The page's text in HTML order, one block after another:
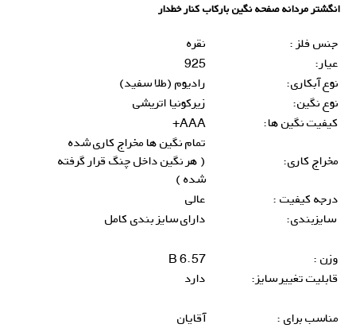
انگشتر مردانه صفحه نگین بارکاب کنار خطدار
جنس فلز :
نقره
عیار:
925
نوع آبکاری:
رادیوم (طلا سفید)
نوع نگین:
زیرکونیا اتریشی
کیفیت نگین ها:
AAA+
مخراج کاری:
تمام نگین ها مخراج کاری شده
( هر نگین داخل چنگ قرار گرفته
شده )
درجه کیفیت :
عالی
سایزبندی:
دارای سایز بندی کامل
وزن :
6.57 B
قابلیت تغییر سایز:
دارد
مناسب برای : آقایان